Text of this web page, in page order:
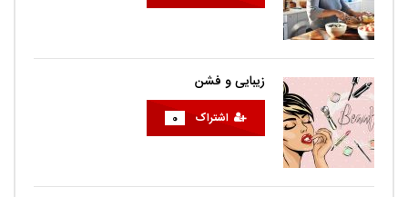
زیبایی و فشن
اشتراک 0